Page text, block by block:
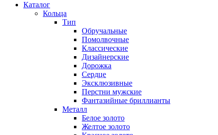
Каталог
Кольца
Тип
Обручальные
Помолвочные
Классические
Дизайнерские
Дорожка
Сердце
Эксклюзивные
Перстни мужские
Фантазийные бриллианты
Металл
Белое золото
Желтое золото